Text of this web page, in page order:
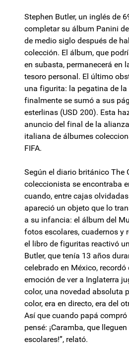
Stephen Butler, un inglés de
completar su álbum Panini
de medio siglo después de
colección. El álbum, que
en subasta, permanecerá en
tesoro personal. El último
una figurita: la pegatina de la
finalmente se sumó a sus
esterlinas (USD 200). Esta
anuncio del final de la
italiana de álbumes
FIFA.
Según el diario británico The
coleccionista se encontraba
cuando, entre cajas
apareció un objeto que lo
a su infancia: el álbum del
fotos escolares, cuadernos y
el libro de figuritas reactivó
Butler, que tenía 13 años
celebrado en México,
emoción de ver a Inglaterra
color, una novedad absoluta
color, era en directo, era del
Así que cuando papá
pensé: ¡Caramba, que
escolares!”, relató.